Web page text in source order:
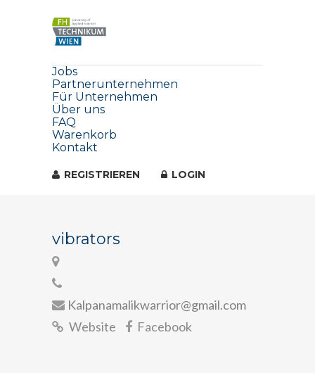
Jobs
Partnerunternehmen
Für Unternehmen
Über uns
FAQ
Warenkorb
Kontakt
REGISTRIEREN LOGIN
vibrators
Kalpanamalikwarrior@gmail.com
Website
Facebook